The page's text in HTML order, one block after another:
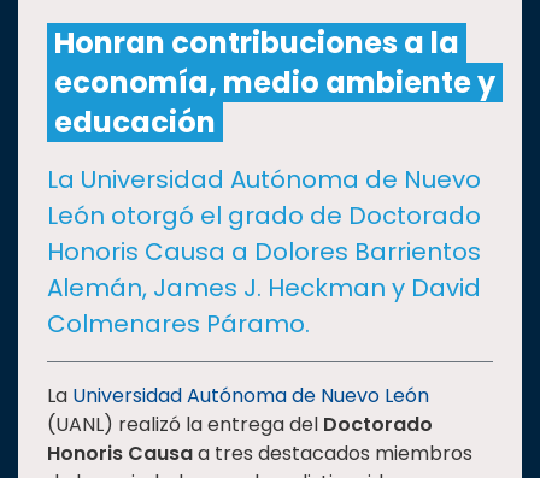
CULTURA
DEPORTES
I+D+IEXPERTOS
SALUD
SUSTENTABILIDAD
TEMAS
Honran contribuciones a la
economía, medio ambiente y
educación
La Universidad Autónoma de Nuevo
León otorgó el grado de Doctorado
Honoris Causa a Dolores Barrientos
Alemán, James J. Heckman y David
Colmenares Páramo.
La Universidad Autónoma de Nuevo León
(UANL) realizó la entrega del Doctorado
Honoris Causaa tres destacados miembros